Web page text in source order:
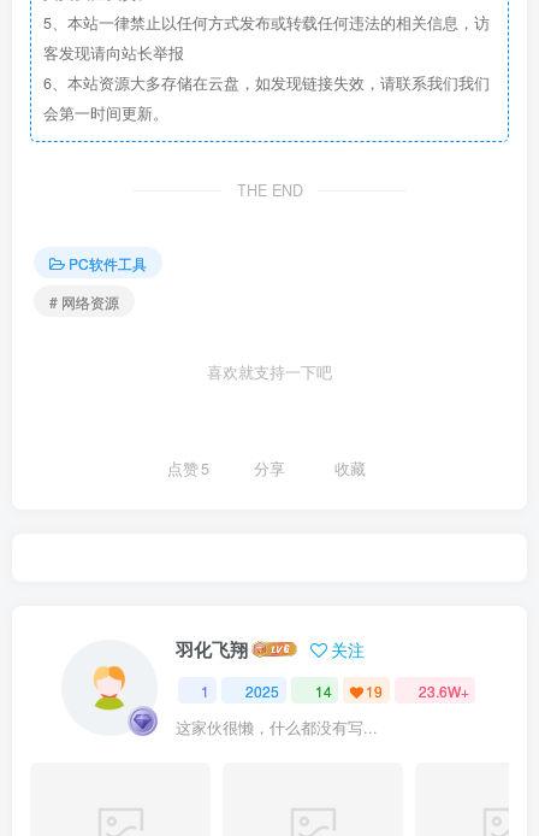
5、本站一律禁止以任何方式发布或转载任何违法的相关信息，访
客发现请向站长举报
6、本站资源大多存储在云盘，如发现链接失效，请联系我们我们
会第一时间更新。
THE END
PC软件工具
# 网络资源
喜欢就支持一下吧
点赞5 分享 收藏
羽化飞翔 关注
1 2025 14 19 23.6W+
这家伙很懒，什么都没有写...